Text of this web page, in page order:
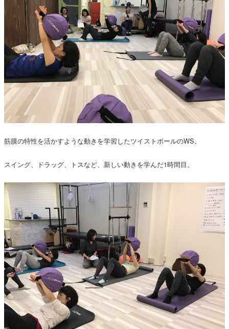
筋膜の特性を活かすような動きを学習したツイストボールのWS。
スイング、ドラッグ、トスなど、新しい動きを学んだ1時間目。